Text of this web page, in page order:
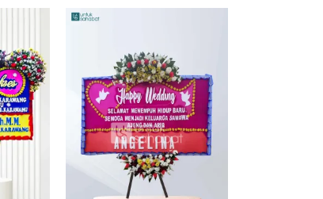
was:
Rp599.000.